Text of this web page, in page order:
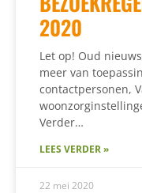
2020
Let op! Oud
meer van
contactpersonen,
Verder…
LEES VERDER »
22 mei 2020